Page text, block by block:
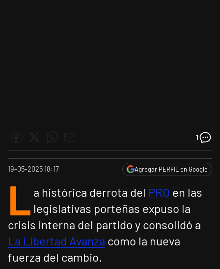
1
19-05-2025 18:17 Agregar PERFIL en Google
L a histórica derrota del PRO en las
legislativas porteñas expuso la
crisis interna del partido y consolidó a
La Libertad Avanza como la nueva
fuerza del cambio.